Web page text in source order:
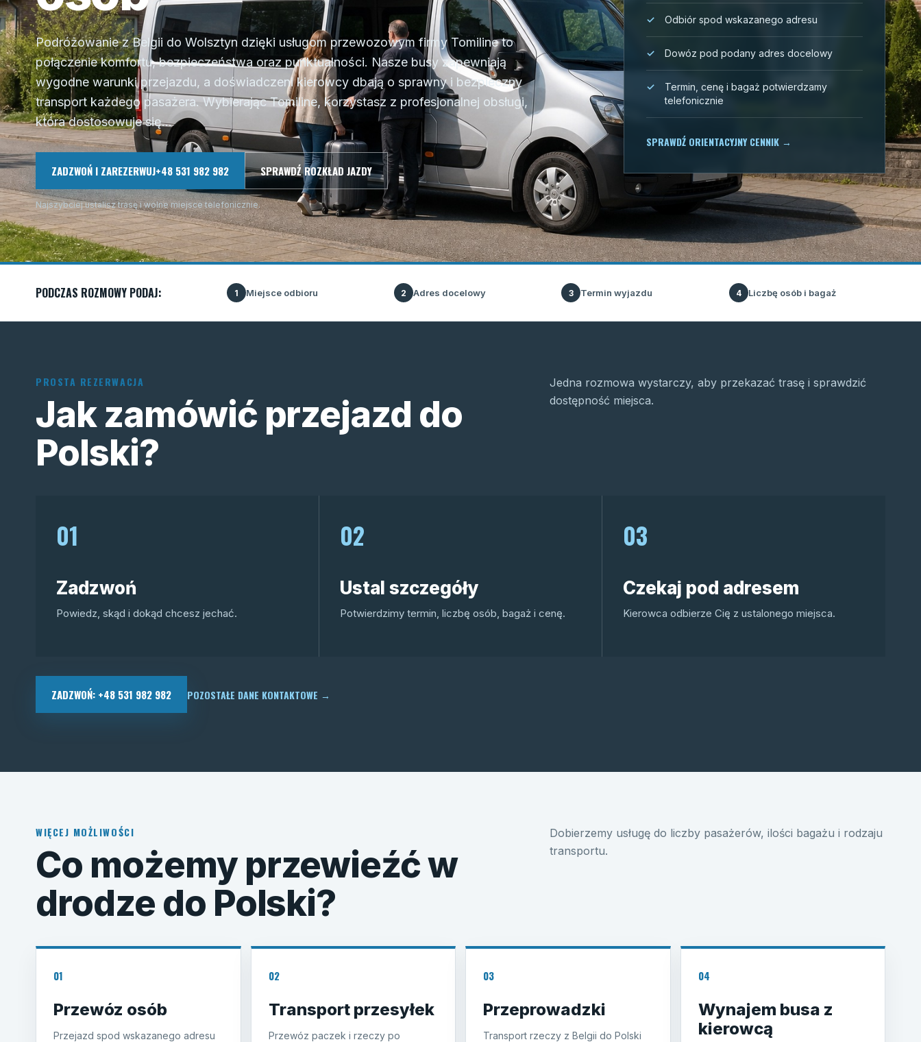
Podróżowanie z Belgii do Wolsztyn dzięki usługom przewozowym firmy Tomiline to
połączenie komfortu, bezpieczeństwa oraz punktualności. Nasze busy zapewniają
wygodne warunki przejazdu, a doświadczeni kierowcy dbają o sprawny i bezpieczny
transport każdego pasażera. Wybierając Tomiline, korzystasz z profesjonalnej obsługi,
która dostosowuje się...
ZADZWOŃ I ZAREZERWUJ+48 531 982 982 SPRAWDŹ ROZKŁAD JAZDY
Najszybciej ustalisz trasę i wolne miejsce telefonicznie.
Odbiór spod wskazanego adresu
Dowóz pod podany adres docelowy
Termin, cenę i bagaż potwierdzamy
telefonicznie
SPRAWDŹ ORIENTACYJNY CENNIK →
PODCZAS ROZMOWY PODAJ: 1 Miejsce odbioru 2 Adres docelowy 3 Termin wyjazdu 4 Liczbę osób i bagaż
PROSTA REZERWACJA
Jak zamówić przejazd do
Polski?
Jedna rozmowa wystarczy, aby przekazać trasę i sprawdzić
dostępność miejsca.
01
Zadzwoń
Powiedz, skąd i dokąd chcesz jechać.
02
Ustal szczegóły
Potwierdzimy termin, liczbę osób, bagaż i cenę.
03
Czekaj pod adresem
Kierowca odbierze Cię z ustalonego miejsca.
ZADZWOŃ: +48 531 982 982 POZOSTAŁE DANE KONTAKTOWE →
WIĘCEJ MOŻLIWOŚCI
Co możemy przewieźć w
drodze do Polski?
Dobierzemy usługę do liczby pasażerów, ilości bagażu i rodzaju
transportu.
01
Przewóz osób
Przejazd spod wskazanego adresu
02
Transport przesyłek
Przewóz paczek i rzeczy po
03
Przeprowadzki
Transport rzeczy z Belgii do Polski
04
Wynajem busa z
kierowcą